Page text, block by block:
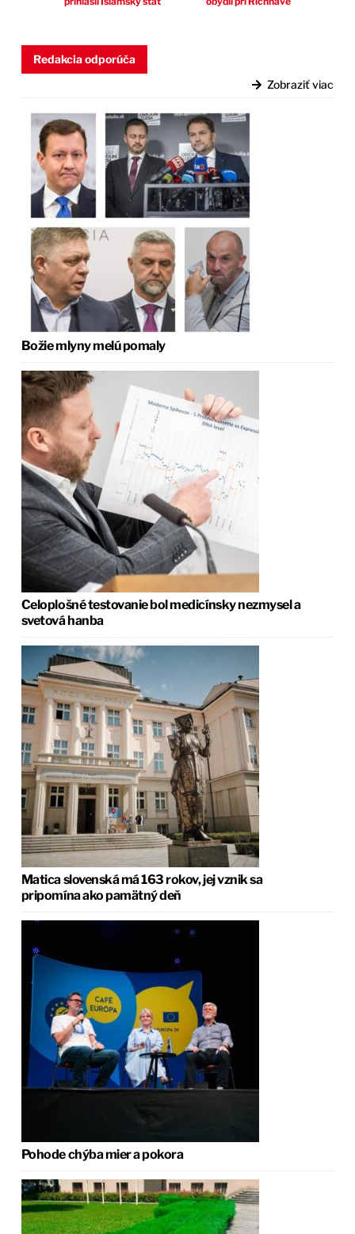
Redakcia odporúča
Zobraziť viac
Božie mlyny melú pomaly
Celoplošné testovanie bol medicínsky nezmysel a
svetová hanba
Matica slovenská má 163 rokov, jej vznik sa
pripomína ako pamätný deň
Pohode chýba mier a pokora